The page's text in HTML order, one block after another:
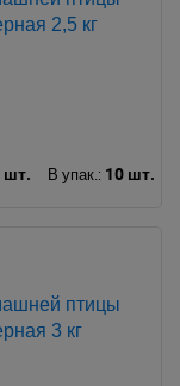
2,5 кг
шт. В упак.: 10 шт.
птицы
3 кг